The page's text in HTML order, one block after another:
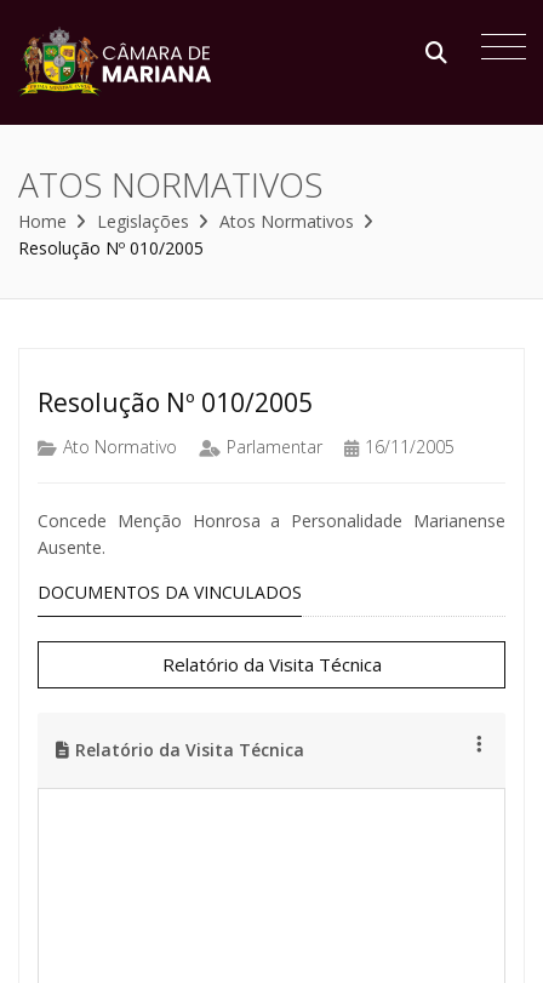
ATOS NORMATIVOS
Home Legislações
Atos Normativos
Resolução Nº 010/2005
Resolução Nº 010/2005
Ato Normativo Parlamentar 16/11/2005
Concede Menção Honrosa a Personalidade Marianense
Ausente.
DOCUMENTOS DA VINCULADOS
Relatório da Visita Técnica
Relatório da Visita Técnica